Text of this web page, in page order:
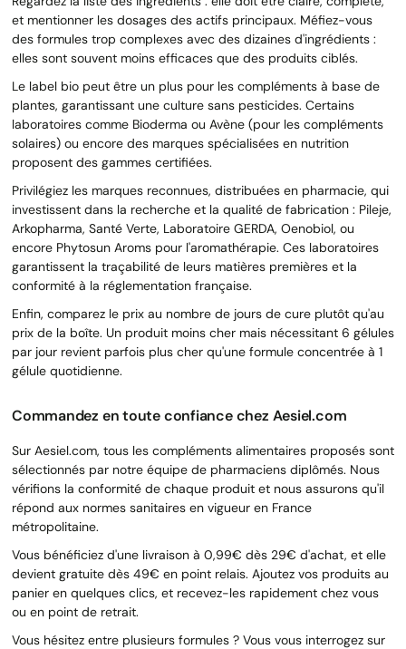
et mentionner les dosages des actifs principaux. Méfiez-vous
des formules trop complexes avec des dizaines d'ingrédients :
elles sont souvent moins efficaces que des produits ciblés.
Le label bio peut être un plus pour les compléments à base de
plantes, garantissant une culture sans pesticides. Certains
laboratoires comme Bioderma ou Avène (pour les compléments
solaires) ou encore des marques spécialisées en nutrition
proposent des gammes certifiées.
Privilégiez les marques reconnues, distribuées en pharmacie, qui
investissent dans la recherche et la qualité de fabrication : Pileje,
Arkopharma, Santé Verte, Laboratoire GERDA, Oenobiol, ou
encore Phytosun Aroms pour l'aromathérapie. Ces laboratoires
garantissent la traçabilité de leurs matières premières et la
conformité à la réglementation française.
Enfin, comparez le prix au nombre de jours de cure plutôt qu'au
prix de la boîte. Un produit moins cher mais nécessitant 6 gélules
par jour revient parfois plus cher qu'une formule concentrée à 1
gélule quotidienne.
Commandez en toute confiance chez Aesiel.com
Sur Aesiel.com, tous les compléments alimentaires proposés sont
sélectionnés par notre équipe de pharmaciens diplômés. Nous
vérifions la conformité de chaque produit et nous assurons qu'il
répond aux normes sanitaires en vigueur en France
métropolitaine.
Vous bénéficiez d'une livraison à 0,99€ dès 29€ d'achat, et elle
devient gratuite dès 49€ en point relais. Ajoutez vos produits au
panier en quelques clics, et recevez-les rapidement chez vous
ou en point de retrait.
Vous hésitez entre plusieurs formules ? Vous vous interrogez sur